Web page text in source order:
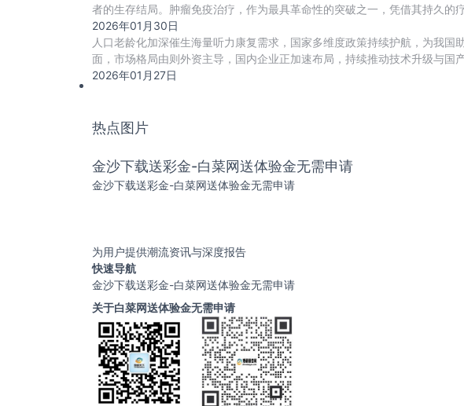
者的生存结局。肿瘤免疫治疗，作为最具革命性的突破之一，凭借其持久的
2026年01月30日
人口老龄化加深催生海量听力康复需求，国家多维度政策持续护航，为我
面，市场格局由则外资主导，国内企业正加速布局，持续推动技术升级与国
助
2026年01月27日
热点图片
金沙下载送彩金-白菜网送体验金无需申请
金沙下载送彩金-白菜网送体验金无需申请
为用户提供潮流资讯与深度报告
快速导航
金沙下载送彩金-白菜网送体验金无需申请
关于白菜网送体验金无需申请